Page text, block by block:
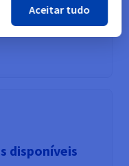
dados: sim
disponíveis
Aceitar tudo